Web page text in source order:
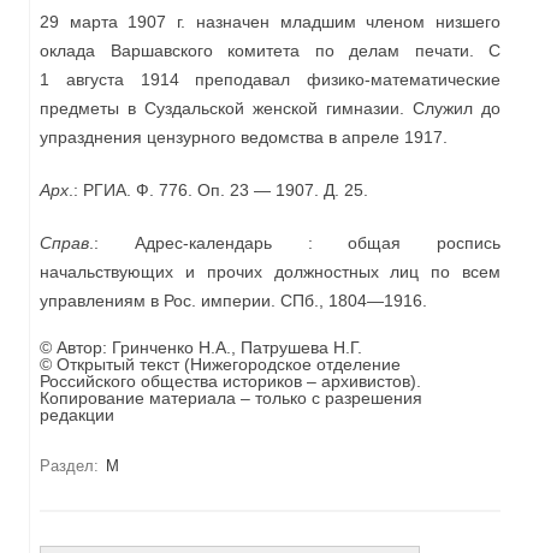
29 марта 1907 г. назначен младшим членом низшего
оклада Варшавского комитета по делам печати. С
1 августа 1914 преподавал физико-математические
предметы в Суздальской женской гимназии. Служил до
упразднения цензурного ведомства в апреле 1917.
Арх.: РГИА. Ф. 776. Оп. 23 — 1907. Д. 25.
Справ.: Адрес-календарь : общая роспись
начальствующих и прочих должностных лиц по всем
управлениям в Рос. империи. СПб., 1804—1916.
© Автор: Гринченко Н.А., Патрушева Н.Г.
© Открытый текст (Нижегородское отделение
Российского общества историков – архивистов).
Копирование материала – только с разрешения
редакции
Раздел: М